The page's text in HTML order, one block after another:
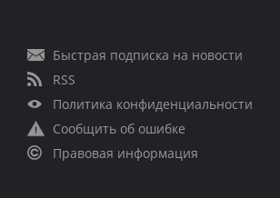
Быстрая подписка на новости
RSS
Политика конфиденциальности
Сообщить об ошибке
Правовая информация